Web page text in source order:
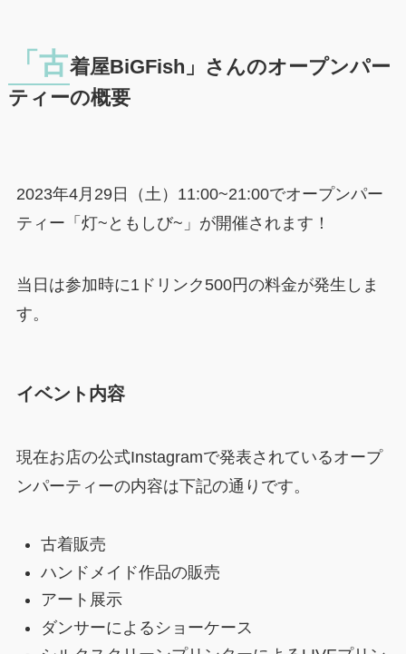
「古着屋BiGFish」さんのオープンパー
ティーの概要
2023年4月29日（土）11:00~21:00でオープンパー
ティー「灯~ともしび~」が開催されます！
当日は参加時に1ドリンク500円の料金が発生しま
す。
イベント内容
現在お店の公式Instagramで発表されているオープ
ンパーティーの内容は下記の通りです。
古着販売
ハンドメイド作品の販売
アート展示
ダンサーによるショーケース